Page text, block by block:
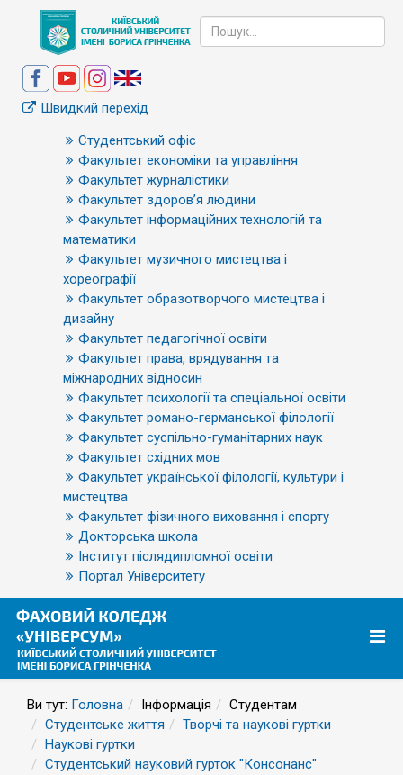
Швидкий перехід
Студентський офіс
Факультет економіки та управління
Факультет журналістики
Факультет здоров’я людини
Факультет інформаційних технологій та
математики
Факультет музичного мистецтва і
хореографії
Факультет образотворчого мистецтва і
дизайну
Факультет педагогічної освіти
Факультет права, врядування та
міжнародних відносин
Факультет психології та спеціальної освіти
Факультет романо-германської філології
Факультет суспільно-гуманітарних наук
Факультет східних мов
Факультет української філології, культури і
мистецтва
Факультет фізичного виховання і спорту
Докторська школа
Інститут післядипломної освіти
Портал Університету
Ви тут: Головна Інформація
Студентам
Студентське життя
Творчі та наукові гуртки
Наукові гуртки
Студентський науковий гурток "Консонанс"